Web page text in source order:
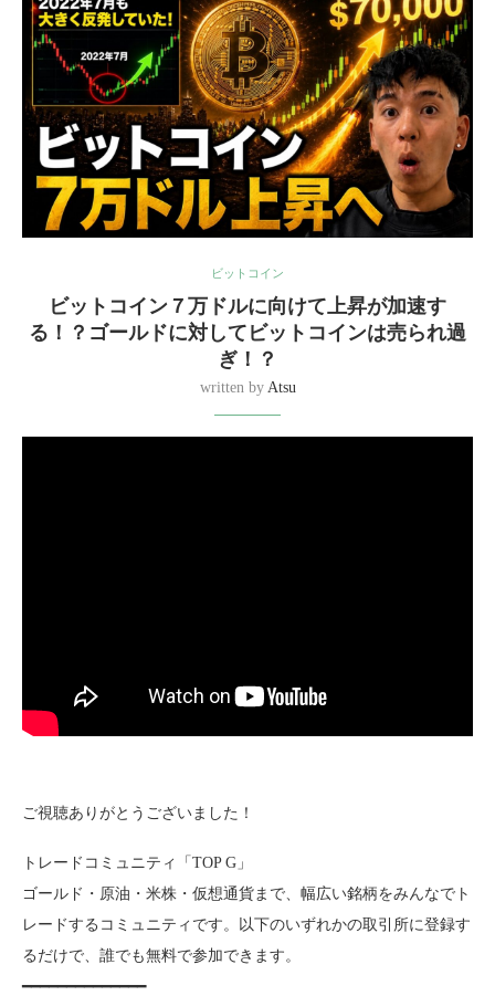
ビットコイン
ビットコイン７万ドルに向けて上昇が加速す
る！？ゴールドに対してビットコインは売られ過
ぎ！？
written by Atsu
ご視聴ありがとうございました！
トレードコミュニティ「TOP G」
ゴールド・原油・米株・仮想通貨まで、幅広い銘柄をみんなでト
レードするコミュニティです。以下のいずれかの取引所に登録す
るだけで、誰でも無料で参加できます。
━━━━━━━━━━━━━━